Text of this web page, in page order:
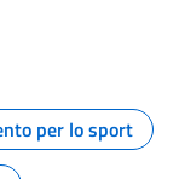
per lo sport